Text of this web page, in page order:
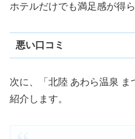
ホテルだけでも満足感が得
悪い口コミ
次に、「北陸 あわら温泉 ま
紹介します。